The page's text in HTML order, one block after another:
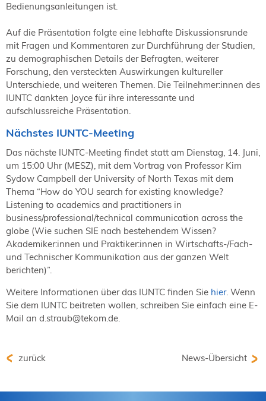
Bedienungsanleitungen ist.
Auf die Präsentation folgte eine lebhafte Diskussionsrunde
mit Fragen und Kommentaren zur Durchführung der Studien,
zu demographischen Details der Befragten, weiterer
Forschung, den versteckten Auswirkungen kultureller
Unterschiede, und weiteren Themen. Die Teilnehmer:innen des
IUNTC dankten Joyce für ihre interessante und
aufschlussreiche Präsentation.
Nächstes IUNTC-Meeting
Das nächste IUNTC-Meeting findet statt am Dienstag, 14. Juni,
um 15:00 Uhr (MESZ), mit dem Vortrag von Professor Kim
Sydow Campbell der University of North Texas mit dem
Thema “How do YOU search for existing knowledge?
Listening to academics and practitioners in
business/professional/technical communication across the
globe (Wie suchen SIE nach bestehendem Wissen?
Akademiker:innen und Praktiker:innen in Wirtschafts-/Fach-
und Technischer Kommunikation aus der ganzen Welt
berichten)”.
Weitere Informationen über das IUNTC finden Sie hier. Wenn
Sie dem IUNTC beitreten wollen, schreiben Sie einfach eine E-
Mail an d.straub@tekom.de.
zurück News-Übersicht